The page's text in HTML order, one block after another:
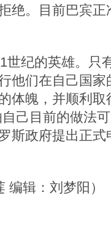
绝。目前巴宾
世纪的英雄。只
他们在自己国
体魄，并顺利取
己目前的做法
斯政府提出正
编辑：刘梦阳）